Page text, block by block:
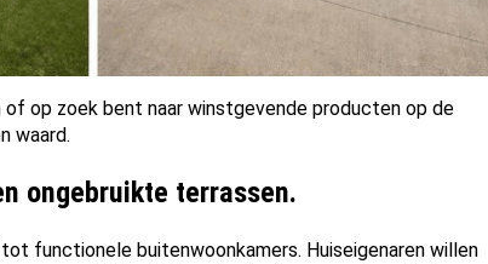
op zoek bent naar winstgevende producten op de
waard.
ongebruikte terrassen.
functionele buitenwoonkamers. Huiseigenaren willen